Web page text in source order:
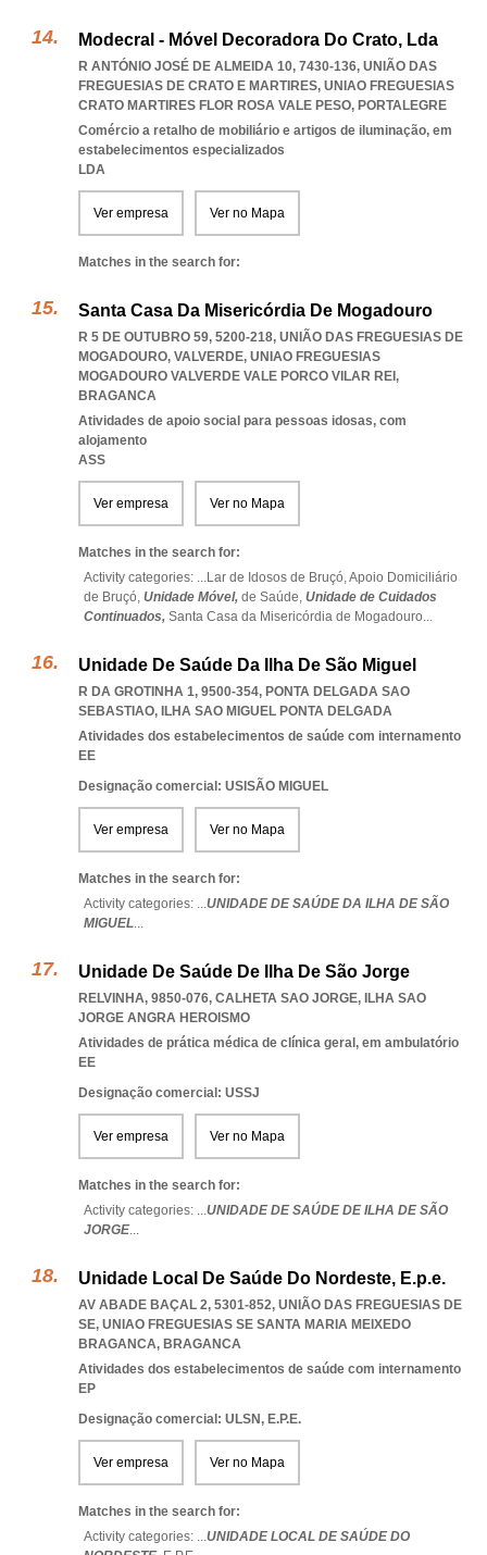
Modecral - Móvel Decoradora Do Crato, Lda
R ANTÓNIO JOSÉ DE ALMEIDA 10, 7430-136, UNIÃO DAS
FREGUESIAS DE CRATO E MARTIRES, UNIAO FREGUESIAS
CRATO MARTIRES FLOR ROSA VALE PESO, PORTALEGRE
Comércio a retalho de mobiliário e artigos de iluminação, em
estabelecimentos especializados
LDA
Ver empresa Ver no Mapa
Matches in the search for:
Santa Casa Da Misericórdia De Mogadouro
R 5 DE OUTUBRO 59, 5200-218, UNIÃO DAS FREGUESIAS DE
MOGADOURO, VALVERDE, UNIAO FREGUESIAS
MOGADOURO VALVERDE VALE PORCO VILAR REI ,
BRAGANCA
Atividades de apoio social para pessoas idosas, com
alojamento
ASS
Ver empresa Ver no Mapa
Matches in the search for:
Activity categories: ...Lar de Idosos de Bruçó,Apoio Domiciliário
de Bruçó, Unidade Móvel, de Saúde, Unidade de Cuidados
Continuados, Santa Casa da Misericórdia de Mogadouro...
Unidade De Saúde Da Ilha De São Miguel
R DA GROTINHA 1, 9500-354, PONTA DELGADA SAO
SEBASTIAO, ILHA SAO MIGUEL PONTA DELGADA
Atividades dos estabelecimentos de saúde com internamento
EE
Designação comercial: USISÃO MIGUEL
Ver empresa Ver no Mapa
Matches in the search for:
Activity categories: ...UNIDADE DE SAÚDE DA ILHA DE SÃO
MIGUEL...
Unidade De Saúde De Ilha De São Jorge
RELVINHA, 9850-076, CALHETA SAO JORGE, ILHA SAO
JORGE ANGRA HEROISMO
Atividades de prática médica de clínica geral, em ambulatório
EE
Designação comercial: USSJ
Ver empresa Ver no Mapa
Matches in the search for:
Activity categories: ...UNIDADE DE SAÚDE DE ILHA DE SÃO
JORGE...
Unidade Local De Saúde Do Nordeste, E.p.e.
AV ABADE BAÇAL 2, 5301-852, UNIÃO DAS FREGUESIAS DE
SE, UNIAO FREGUESIAS SE SANTA MARIA MEIXEDO
BRAGANCA, BRAGANCA
Atividades dos estabelecimentos de saúde com internamento
EP
Designação comercial: ULSN, E.P.E.
Ver empresa Ver no Mapa
Matches in the search for:
Activity categories: ...UNIDADE LOCAL DE SAÚDE DO